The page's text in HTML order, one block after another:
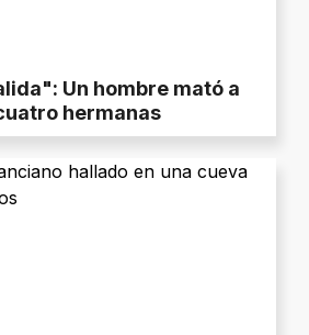
Un hombre mató a
hermanas